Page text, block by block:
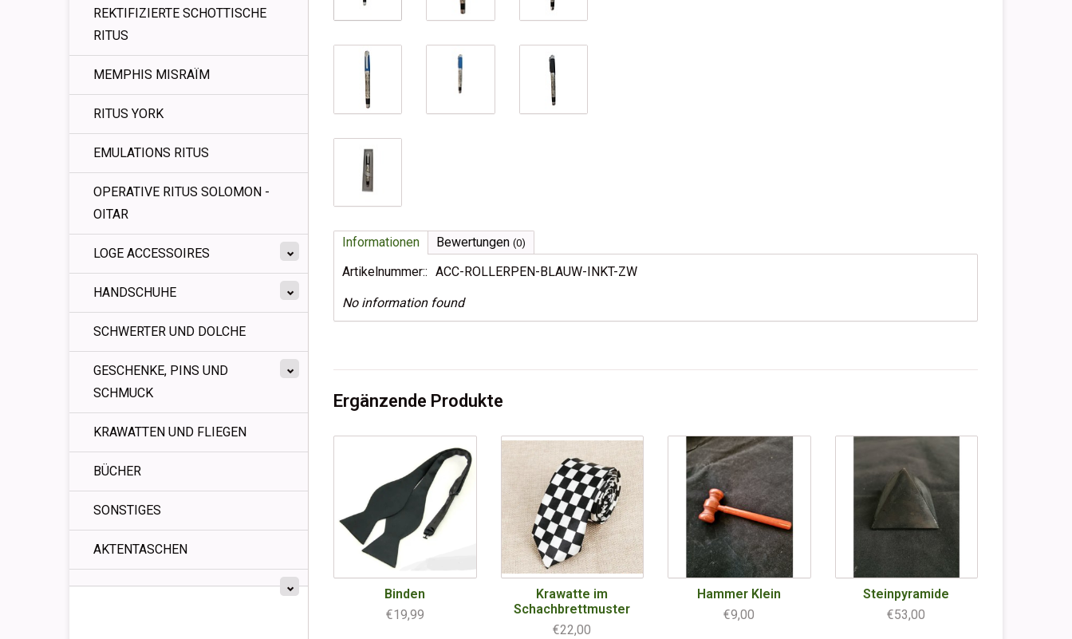
REKTIFIZIERTE SCHOTTISCHE
RITUS
MEMPHIS MISRAÏM
RITUS YORK
EMULATIONS RITUS
OPERATIVE RITUS SOLOMON -
OITAR
LOGE ACCESSOIRES
HANDSCHUHE
SCHWERTER UND DOLCHE
GESCHENKE, PINS UND
SCHMUCK
KRAWATTEN UND FLIEGEN
BÜCHER
SONSTIGES
AKTENTASCHEN
Informationen Bewertungen (0)
Artikelnummer:: ACC-ROLLERPEN-BLAUW-INKT-ZW
No information found
Ergänzende Produkte
Binden
€19,99
Krawatte im
Schachbrettmuster
€22,00
Hammer Klein
€9,00
Steinpyramide
€53,00